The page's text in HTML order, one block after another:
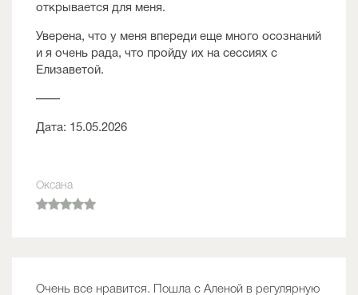
открывается для меня.
Уверена, что у меня впереди еще много осознаний
и я очень рада, что пройду их на сессиях с
Елизаветой.
——
Дата: 15.05.2026
Оксана
Очень все нравится. Пошла с Аленой в регулярную